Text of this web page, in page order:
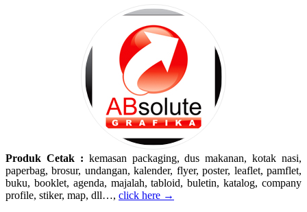
Produk Cetak : kemasan packaging, dus makanan, kotak nasi,
paperbag, brosur, undangan, kalender, flyer, poster, leaflet, pamflet,
buku, booklet, agenda, majalah, tabloid, buletin, katalog, company
profile, stiker, map, dll…, click here →